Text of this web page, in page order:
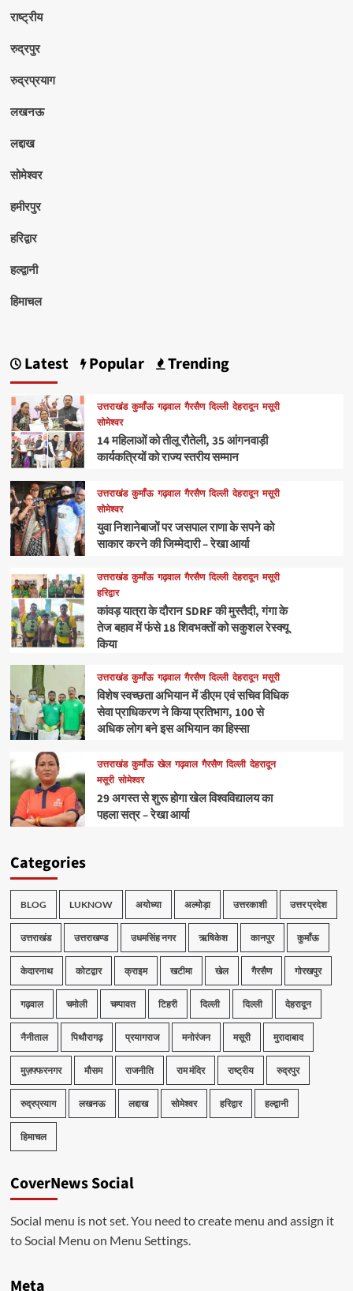
राष्ट्रीय
रुद्रपुर
रुद्रप्रयाग
लखनऊ
लद्दाख
सोमेश्वर
हमीरपुर
हरिद्वार
हल्द्वानी
हिमाचल
Latest Popular Trending
उत्तराखंड कुमाँऊ गढ़वाल गैरसैण दिल्ली देहरादून मसूरी
सोमेश्वर
14 महिलाओं को तीलू रौतेली, 35 आंगनवाड़ी
कार्यकत्रियों को राज्य स्तरीय सम्मान
उत्तराखंड कुमाँऊ गढ़वाल गैरसैण दिल्ली देहरादून मसूरी
सोमेश्वर
युवा निशानेबाजों पर जसपाल राणा के सपने को
साकार करने की जिम्मेदारी – रेखा आर्या
उत्तराखंड कुमाँऊ गढ़वाल गैरसैण दिल्ली देहरादून मसूरी
हरिद्वार
कांवड़ यात्रा के दौरान SDRF की मुस्तैदी, गंगा के
तेज बहाव में फंसे 18 शिवभक्तों को सकुशल रेस्क्यू
किया
उत्तराखंड कुमाँऊ गढ़वाल गैरसैण दिल्ली देहरादून मसूरी
विशेष स्वच्छता अभियान में डीएम एवं सचिव विधिक
सेवा प्राधिकरण ने किया प्रतिभाग, 100 से
अधिक लोग बने इस अभियान का हिस्सा
उत्तराखंड कुमाँऊ खेल गढ़वाल गैरसैण दिल्ली देहरादून
मसूरी सोमेश्वर
29 अगस्त से शुरू होगा खेल विश्वविद्यालय का
पहला सत्र – रेखा आर्या
Categories
BLOG LUKNOW अयोध्या अल्मोड़ा उत्तरकाशी उत्तर प्रदेश
उत्तराखंड उत्तराखण्ड उधमसिंह नगर ऋषिकेश कानपुर कुमाँऊ
केदारनाथ कोटद्वार क्राइम खटीमा खेल गैरसैण गोरखपुर
गढ़वाल चमोली चम्पावत टिहरी दिल्ली दिल्ली देहरादून
नैनीताल पिथौरागढ़ प्रयागराज मनोरंजन मसूरी मुरादाबाद
मुज़फ्फरनगर मौसम राजनीति राम मंदिर राष्ट्रीय रुद्रपुर
रुद्रप्रयाग लखनऊ लद्दाख सोमेश्वर हरिद्वार हल्द्वानी
हिमाचल
CoverNews Social
Social menu is not set. You need to create menu and assign it
to Social Menu on Menu Settings.
Meta